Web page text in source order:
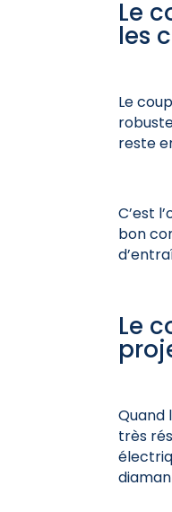
Le
les
Le
reste
C’est
bon
Le
Quand
très